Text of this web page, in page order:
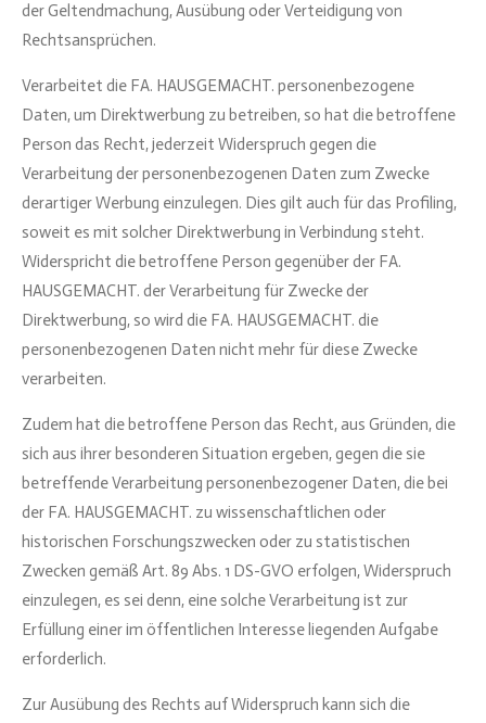
der Geltendmachung, Ausübung oder Verteidigung von
Rechtsansprüchen.
Verarbeitet die FA. HAUSGEMACHT. personenbezogene
Daten, um Direktwerbung zu betreiben, so hat die betroffene
Person das Recht, jederzeit Widerspruch gegen die
Verarbeitung der personenbezogenen Daten zum Zwecke
derartiger Werbung einzulegen. Dies gilt auch für das Profiling,
soweit es mit solcher Direktwerbung in Verbindung steht.
Widerspricht die betroffene Person gegenüber der FA.
HAUSGEMACHT. der Verarbeitung für Zwecke der
Direktwerbung, so wird die FA. HAUSGEMACHT. die
personenbezogenen Daten nicht mehr für diese Zwecke
verarbeiten.
Zudem hat die betroffene Person das Recht, aus Gründen, die
sich aus ihrer besonderen Situation ergeben, gegen die sie
betreffende Verarbeitung personenbezogener Daten, die bei
der FA. HAUSGEMACHT. zu wissenschaftlichen oder
historischen Forschungszwecken oder zu statistischen
Zwecken gemäß Art. 89 Abs. 1 DS-GVO erfolgen, Widerspruch
einzulegen, es sei denn, eine solche Verarbeitung ist zur
Erfüllung einer im öffentlichen Interesse liegenden Aufgabe
erforderlich.
Zur Ausübung des Rechts auf Widerspruch kann sich die